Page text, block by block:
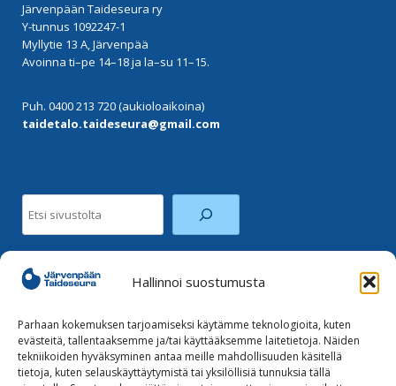
Hallinnoi suostumusta
Parhaan kokemuksen tarjoamiseksi käytämme teknologioita, kuten
evästeitä, tallentaaksemme ja/tai käyttääksemme laitetietoja. Näiden
tekniikoiden hyväksyminen antaa meille mahdollisuuden käsitellä
tietoja, kuten selauskäyttäytymistä tai yksilöllisiä tunnuksia tällä
Järvenpään Taideseura ry
Y-tunnus 1092247-1
Myllytie 13 A, Järvenpää
Avoinna ti–pe 14–18 ja la–su 11–15.
Puh. 0400 213 720 (aukioloaikoina)
taidetalo.taideseura@gmail.com
Instagram
Tilaa uutiskirje